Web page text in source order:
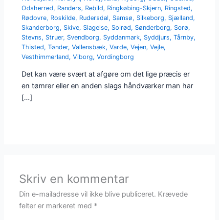
Odsherred, Randers, Rebild, Ringkøbing-Skjern, Ringsted,
Rødovre, Roskilde, Rudersdal, Samsø, Silkeborg, Sjælland,
Skanderborg, Skive, Slagelse, Solrød, Sønderborg, Sorø,
Stevns, Struer, Svendborg, Syddanmark, Syddjurs,Tårnby,
Thisted,Tønder,Vallensbæk,Varde,Vejen,Vejle,
Vesthimmerland,Viborg,Vordingborg
Det kan være svært at afgøre om det lige præcis er
en tømrer eller en anden slags håndværker man har
[…]
Skriv en kommentar
Din e-mailadresse vil ikke blive publiceret. Krævede
felter er markeret med *